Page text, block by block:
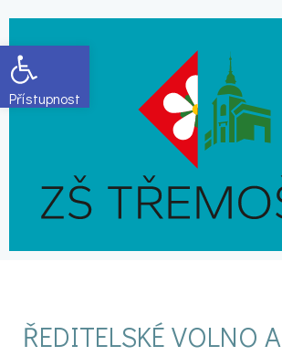
Open toolbar
ŘEDITELSKÉ VOLNO A